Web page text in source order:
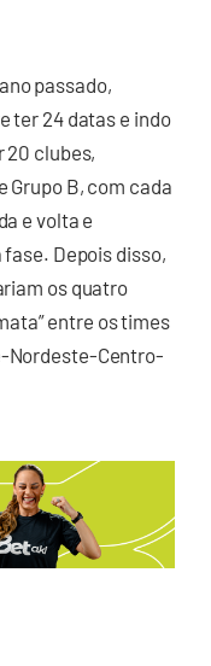
passado,
ter 24 datas e indo
20 clubes,
Grupo B, com cada
e volta e
Depois disso,
os quatro
entre os times
Nordeste-Centro-